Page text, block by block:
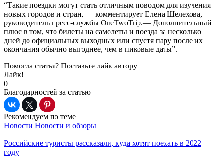
“Такие поездки могут стать отличным поводом для изучения
новых городов и стран, — комментирует Елена Шелехова,
руководитель пресс-службы OneTwoTrip.— Дополнительный
плюс в том, что билеты на самолеты и поезда за несколько
дней до официальных выходных или спустя пару после их
окончания обычно выгоднее, чем в пиковые даты”.
Помогла статья? Поставьте лайк автору
Лайк!
0
Благодарностей за статью
Рекомендуем по теме
Новости Новости и обзоры
Российские туристы рассказали, куда хотят поехать в 2022
году